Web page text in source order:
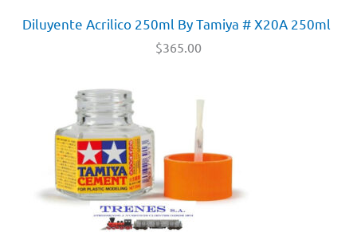
Diluyente Acrilico 250ml By Tamiya # X20A 250ml
$365.00